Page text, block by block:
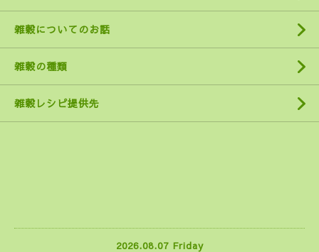
雑穀についてのお話
雑穀の種類
雑穀レシピ提供先
2026.08.07 Friday